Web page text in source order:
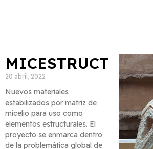
MICESTRUCT
20 abril, 2022
Nuevos materiales
estabilizados por matriz de
micelio para uso como
elementos estructurales. El
proyecto se enmarca dentro
de la problemática global de